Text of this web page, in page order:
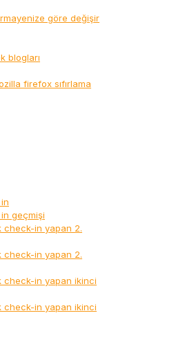
göre değişir
blogları
firefox sıfırlama
geçmişi
in yapan 2.
in yapan 2.
in yapan ikinci
in yapan ikinci